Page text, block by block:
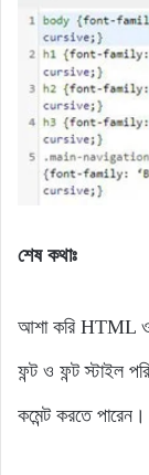
শেষ কথাঃ
আশা করি HTML ও
ফন্ট ও ফন্ট স্টাইল
কমেন্ট করতে